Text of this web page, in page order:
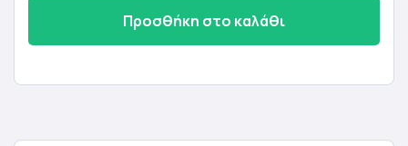
Προσθήκη στο καλάθι